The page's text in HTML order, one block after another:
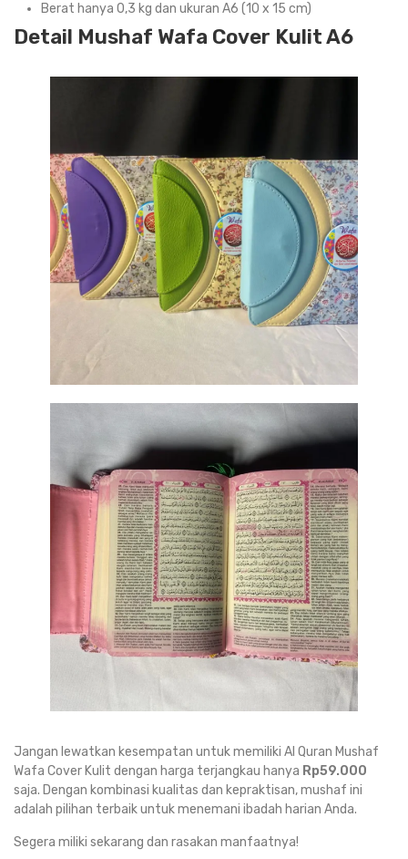
Berat hanya 0,3 kg dan ukuran A6 (10 x 15 cm)
Detail Mushaf Wafa Cover Kulit A6
Jangan lewatkan kesempatan untuk memiliki Al Quran Mushaf
Wafa Cover Kulit dengan harga terjangkau hanya Rp59.000
saja. Dengan kombinasi kualitas dan kepraktisan, mushaf ini
adalah pilihan terbaik untuk menemani ibadah harian Anda.
Segera miliki sekarang dan rasakan manfaatnya!